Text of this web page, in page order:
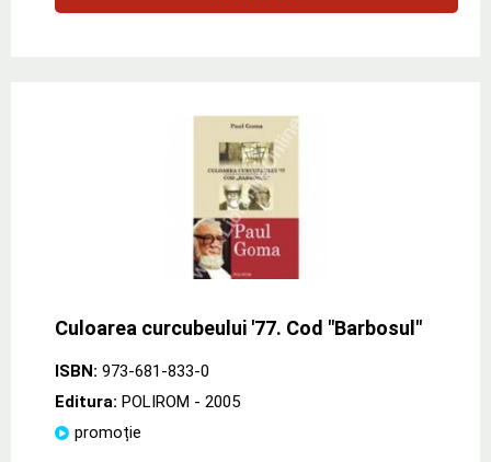
Culoarea curcubeului '77. Cod "Barbosul"
ISBN: 973-681-833-0
Editura: POLIROM - 2005
promoție